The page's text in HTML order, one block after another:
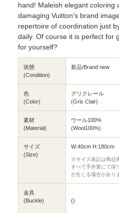
hand! Maleish elegant coloring
damaging Vuitton's brand
repertoire of coordination just
daily. Of course it is perfect for
for yourself?
状態
(Condition)
新品/Brand new
色
(Color)
グリクレール
(Gris Clair)
素材
(Material)
ウール100%
(Wool100%)
サイズ
(Size)
W:40cm H:180cm
※サイズ表記は商品
すべて手作業にて採
が生じる場合があり
金具
(Buckle)
()